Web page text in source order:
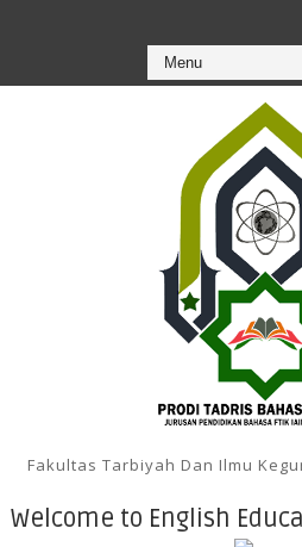
Fakultas Tarbiyah Dan Ilmu
Welcome to English